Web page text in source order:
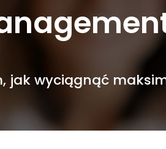
jak wyciągnąć